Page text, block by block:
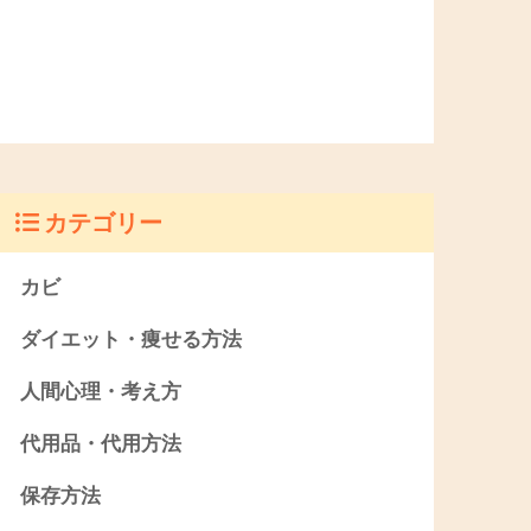
カテゴリー
カビ
ダイエット・痩せる方法
人間心理・考え方
代用品・代用方法
保存方法